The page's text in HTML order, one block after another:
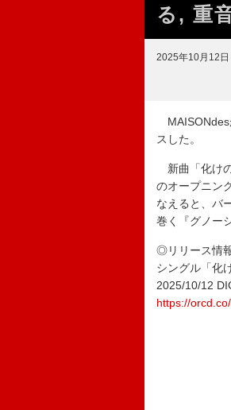
る, 重
2025年10月12日
MAISONdes
スした。
新曲「化け
のオープニン
なえると、バ
巻く『グノー
◎リリース情
シングル「化
2025/10/12
https://